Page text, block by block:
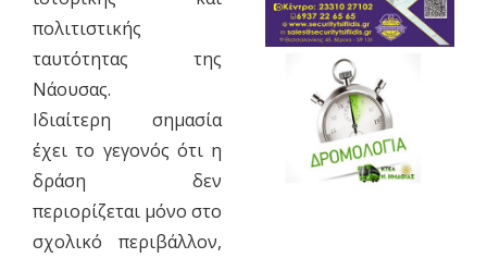
πολιτιστικής
ταυτότητας της
Νάουσας.
Ιδιαίτερη σημασία
έχει το γεγονός ότι η
δράση δεν
περιορίζεται μόνο στο
σχολικό περιβάλλον,